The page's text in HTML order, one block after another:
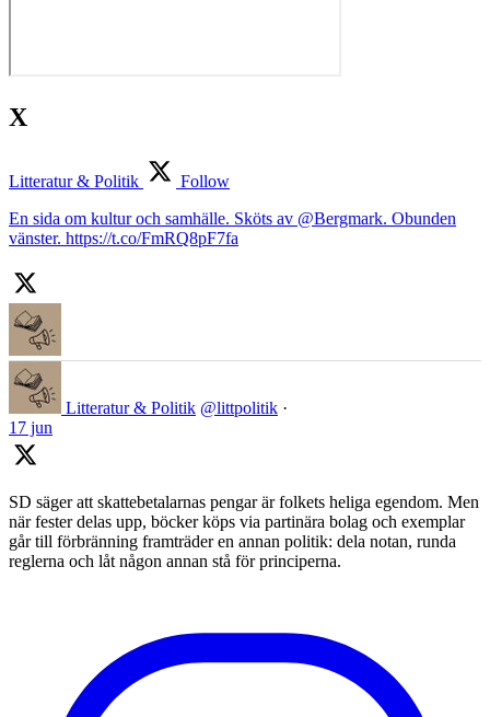
X
Litteratur & Politik
Follow
En sida om kultur och samhälle. Sköts av @Bergmark. Obunden
vänster. https://t.co/FmRQ8pF7fa
Litteratur & Politik @littpolitik ·
17 jun
SD säger att skattebetalarnas pengar är folkets heliga egendom. Men
när fester delas upp, böcker köps via partinära bolag och exemplar
går till förbränning framträder en annan politik: dela notan, runda
reglerna och låt någon annan stå för principerna.